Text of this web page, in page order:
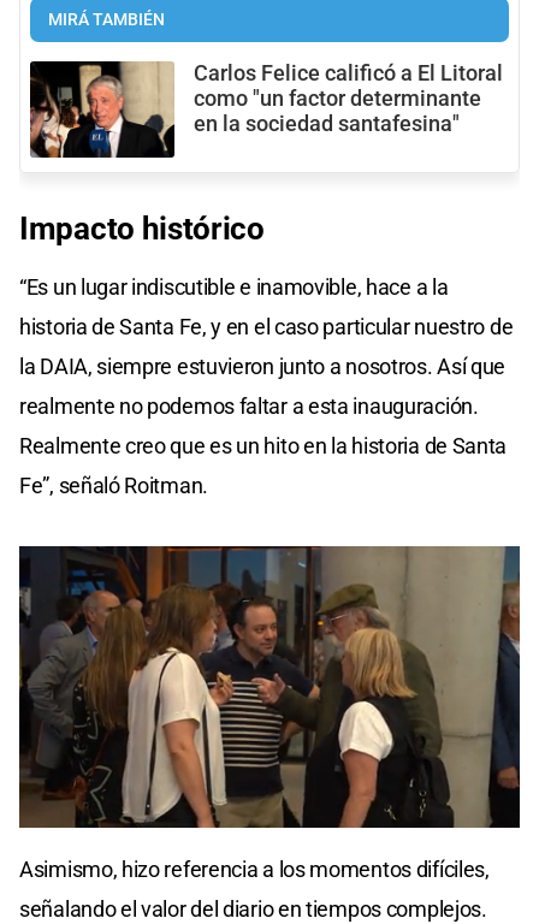
MIRÁ TAMBIÉN
Carlos Felice calificó a El Litoral
como "un factor determinante
en la sociedad santafesina"
Impacto histórico
“Es un lugar indiscutible e inamovible, hace a la
historia de Santa Fe, y en el caso particular nuestro de
la DAIA, siempre estuvieron junto a nosotros. Así que
realmente no podemos faltar a esta inauguración.
Realmente creo que es un hito en la historia de Santa
Fe”, señaló Roitman.
of
seconds
Asimismo, hizo referencia a los momentos difíciles,
señalando el valor del diario en tiempos complejos.